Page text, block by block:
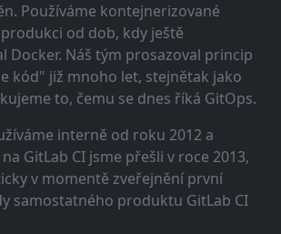
Používáme kontejnerizované
od dob, kdy ještě
Docker. Náš tým prosazoval princip
kód" již mnoho let, stejnětak jako
to, čemu se dnes říká GitOps.
interně od roku 2012 a
GitLab CI jsme přešli v roce 2013,
v momentě zveřejnění první
samostatného produktu GitLab CI